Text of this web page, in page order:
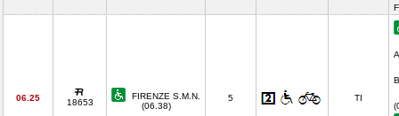
06.25 18653
FIRENZE S.M.N.
(06.38)
5 TI